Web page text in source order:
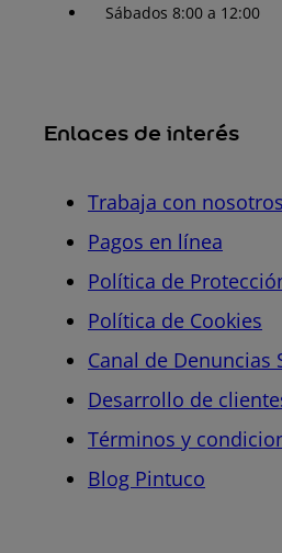
Sábados 8:00 a 12:00
Enlaces de interés
Trabaja con nosotros
Pagos en línea
Política de
Política de Cookies
Canal de Denuncias
Desarrollo de
Términos y
Blog Pintuco